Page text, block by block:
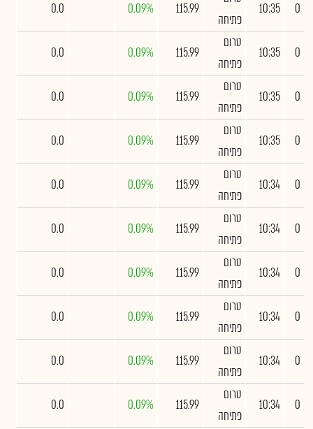
0
10:35
פתיחה
115.99
0.09%
0.0
0
10:35
טרום
פתיחה
115.99
0.09%
0.0
0
10:35
טרום
פתיחה
115.99
0.09%
0.0
0
10:35
טרום
פתיחה
115.99
0.09%
0.0
0
10:34
טרום
פתיחה
115.99
0.09%
0.0
0
10:34
טרום
פתיחה
115.99
0.09%
0.0
0
10:34
טרום
פתיחה
115.99
0.09%
0.0
0
10:34
טרום
פתיחה
115.99
0.09%
0.0
0
10:34
טרום
פתיחה
115.99
0.09%
0.0
0
10:34
טרום
פתיחה
115.99
0.09%
0.0